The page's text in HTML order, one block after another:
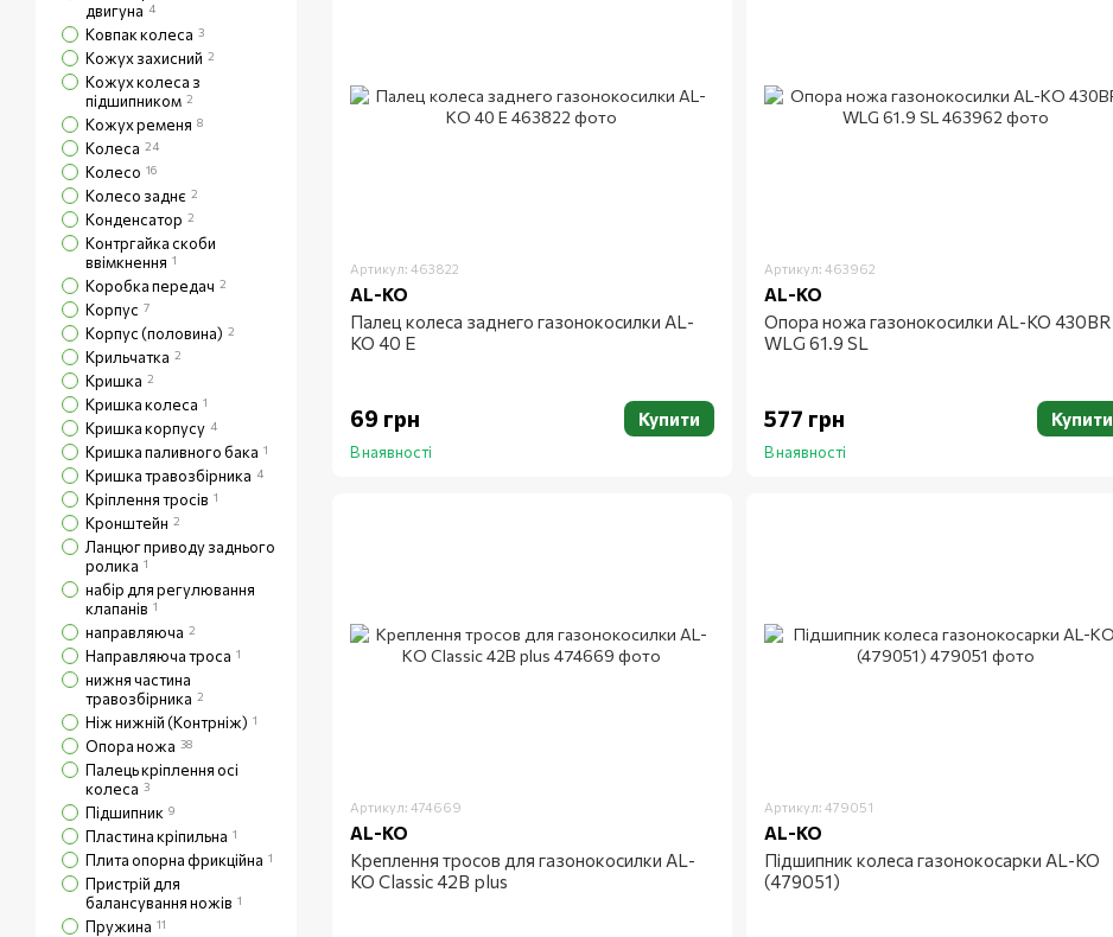
Артикул: 463822
AL-KO
Палец колеса заднего газонокосилки AL-
KO 40 E
69 грн Купити
В наявності
Артикул: 463962
AL-KO
Опора ножа газонокосилки AL-KO 430BR
WLG 61.9 SL
577 грн Купити
В наявності
Артикул: 474669
AL-KO
Креплення тросов для газонокосилки AL-
KO Classic 42B plus
Артикул: 479051
AL-KO
Підшипник колеса газонокосарки AL-KO
(479051)
двигуна 4
Ковпак колеса 3
Кожух захисний 2
Кожух колеса з
підшипником 2
Кожух ременя 8
Колеса 24
Колесо 16
Колесо заднє 2
Конденсатор 2
Контргайка скоби
ввімкнення 1
Коробка передач 2
Корпус 7
Корпус (половина) 2
Крильчатка 2
Кришка 2
Кришка колеса 1
Кришка корпусу 4
Кришка паливного бака 1
Кришка травозбірника 4
Кріплення тросів 1
Кронштейн 2
Ланцюг приводу заднього
ролика 1
набір для регулювання
клапанів 1
направляюча 2
Направляюча троса 1
нижня частина
травозбірника 2
Ніж нижній (Контрніж) 1
Опора ножа 38
Палець кріплення осі
колеса 3
Підшипник 9
Пластина кріпильна 1
Плита опорна фрикційна 1
Пристрій для
балансування ножів 1
Пружина 11